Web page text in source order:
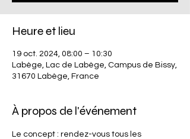
Heure et lieu
19 oct. 2024, 08:00 – 10:30
Labège, Lac de Labège, Campus de Bissy,
31670 Labège, France
À propos de l'événement
Le concept : rendez-vous tous les